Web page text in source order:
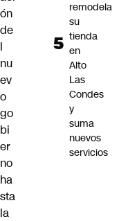
ón
de
l
nu
ev
o
go
bi
er
no
ha
sta
la
remodela
su
tienda
en
Alto
Las
Condes
y
suma
nuevos
servicios